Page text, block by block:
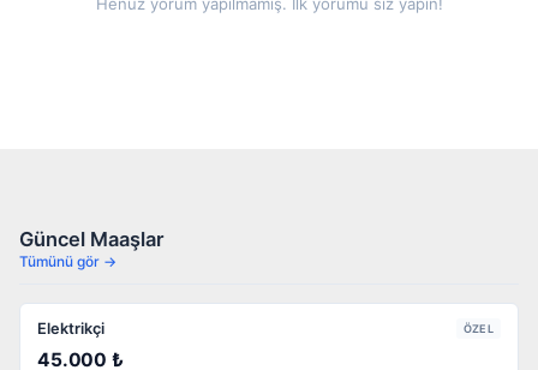
Güncel Maaşlar
Tümünü gör →
Elektrikçi ÖZEL
45.000 ₺